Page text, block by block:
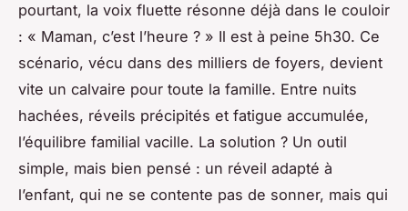
pourtant, la voix fluette résonne déjà dans le couloir
: « Maman, c’est l’heure ? » Il est à peine 5h30. Ce
scénario, vécu dans des milliers de foyers, devient
vite un calvaire pour toute la famille. Entre nuits
hachées, réveils précipités et fatigue accumulée,
l’équilibre familial vacille. La solution ? Un outil
simple, mais bien pensé : un réveil adapté à
l’enfant, qui ne se contente pas de sonner, mais qui